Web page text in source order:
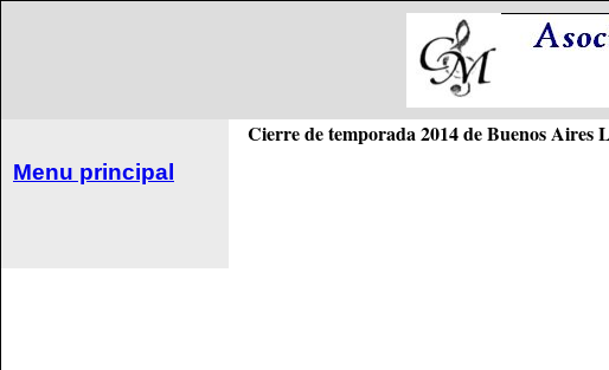
Menu principal
Cierre de temporada 2014 de Buenos Aires